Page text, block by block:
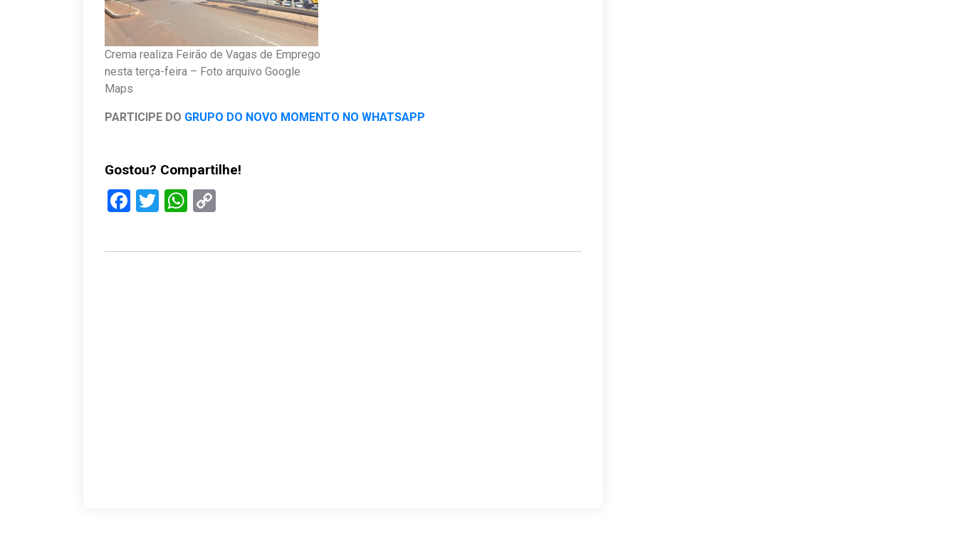
Crema realiza Feirão de Vagas de Emprego
nesta terça-feira – Foto arquivo Google
Maps
PARTICIPE DO GRUPO DO NOVO MOMENTO NO WHATSAPP
Gostou? Compartilhe!
Facebook
TwitterWhatsApp